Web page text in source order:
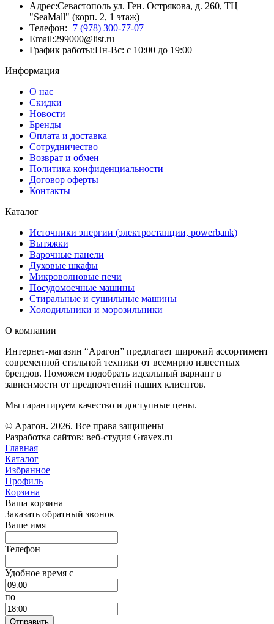
Адрес:Севастополь ул. Ген. Острякова, д. 260, ТЦ
"SeaMall" (корп. 2, 1 этаж)
Телефон:+7 (978) 300-77-07
Email:299000@list.ru
График работы:Пн-Вс: с 10:00 до 19:00
Информация
О нас
Скидки
Новости
Бренды
Оплата и доставка
Сотрудничество
Возврат и обмен
Политика конфиденциальности
Договор оферты
Контакты
Каталог
Источники энергии (электростанции, powerbank)
Вытяжки
Варочные панели
Духовые шкафы
Микроволновые печи
Посудомоечные машины
Стиральные и сушильные машины
Холодильники и морозильники
О компании
Интернет-магазин “Арагон” предлагает широкий ассортимент
современной стильной техники от всемирно известных
брендов. Поможем подобрать идеальный вариант в
зависимости от предпочтений наших клиентов.
Мы гарантируем качество и доступные цены.
© Арагон. 2026. Все права защищены
Разработка сайтов: веб-студия Gravex.ru
Главная
Каталог
Избранное
Профиль
Корзина
Ваша корзина
Заказать обратный звонок
Ваше имя
Телефон
Удобное время c
по
Отправить